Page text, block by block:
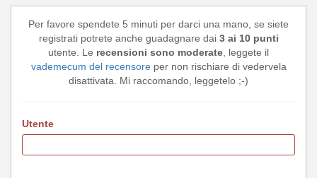
Per favore spendete 5 minuti per darci una mano, se siete
registrati potrete anche guadagnare dai 3 ai 10 punti
utente. Le recensioni sono moderate , leggete il
vademecum del recensoreper non rischiare di vedervela
disattivata. Mi raccomando, leggetelo ;-)
Utente